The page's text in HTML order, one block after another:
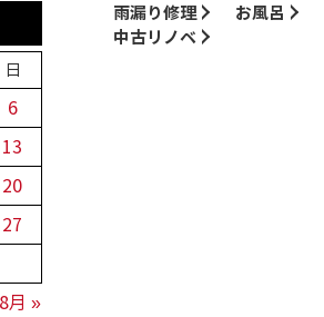
日
8月 »
6
13
20
27
雨漏り修理 お風呂
中古リノベ